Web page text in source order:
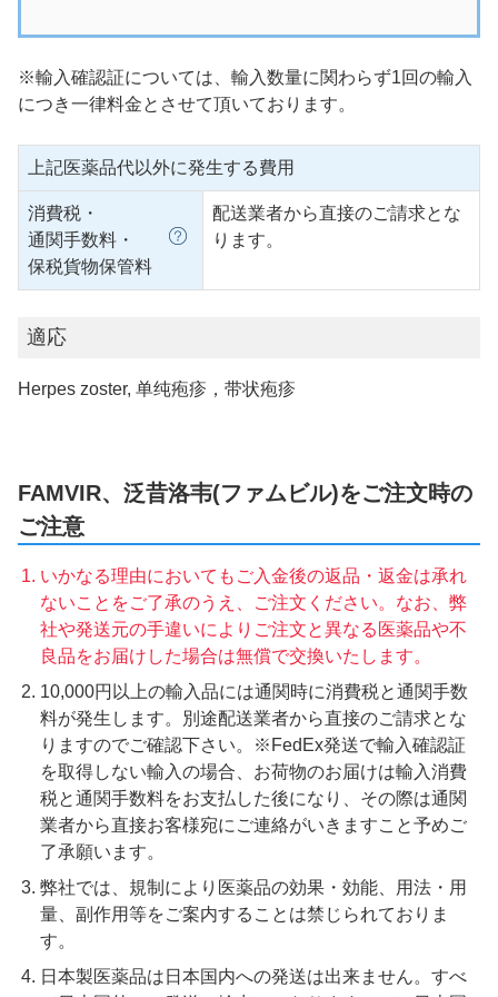
※輸入確認証については、輸入数量に関わらず1回の輸入
につき一律料金とさせて頂いております。
上記医薬品代以外に発生する費用
消費税・
通関手数料・
保税貨物保管料
配送業者から直接のご請求とな
ります。
適応
Herpes zoster, 单纯疱疹，带状疱疹
FAMVIR、泛昔洛韦(ファムビル)をご注文時の
ご注意
いかなる理由においてもご入金後の返品・返金は承れ
ないことをご了承のうえ、ご注文ください。なお、弊
社や発送元の手違いによりご注文と異なる医薬品や不
良品をお届けした場合は無償で交換いたします。
10,000円以上の輸入品には通関時に消費税と通関手数
料が発生します。別途配送業者から直接のご請求とな
りますのでご確認下さい。※FedEx発送で輸入確認証
を取得しない輸入の場合、お荷物のお届けは輸入消費
税と通関手数料をお支払した後になり、その際は通関
業者から直接お客様宛にご連絡がいきますこと予めご
了承願います。
弊社では、規制により医薬品の効果・効能、用法・用
量、副作用等をご案内することは禁じられておりま
す。
日本製医薬品は日本国内への発送は出来ません。すべ